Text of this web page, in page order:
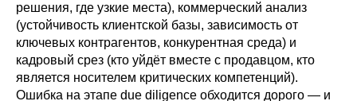
решения, где узкие места), коммерческий анализ
(устойчивость клиентской базы, зависимость от
ключевых контрагентов, конкурентная среда) и
кадровый срез (кто уйдёт вместе с продавцом, кто
является носителем критических компетенций).
Ошибка на этапе due diligence обходится дорого — и